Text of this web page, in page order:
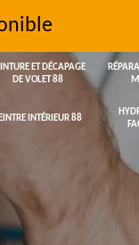
ET DÉCAPAGE
DE VOLET 88
INTÉRIEUR 88